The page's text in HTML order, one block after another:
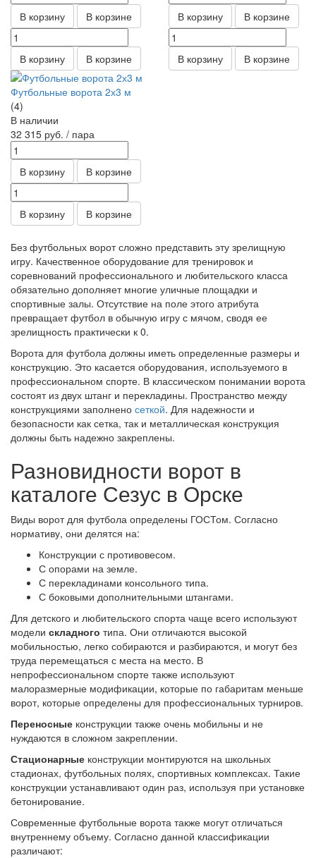
В корзину В корзине
В корзину В корзине
В корзину В корзине
В корзину В корзине
Футбольные ворота 2х3 м
(4)
В наличии
32 315 руб. / пара
В корзину В корзине
В корзину В корзине
Без футбольных ворот сложно представить эту зрелищную
игру. Качественное оборудование для тренировок и
соревнований профессионального и любительского класса
обязательно дополняет многие уличные площадки и
спортивные залы. Отсутствие на поле этого атрибута
превращает футбол в обычную игру с мячом, сводя ее
зрелищность практически к 0.
Ворота для футбола должны иметь определенные размеры и
конструкцию. Это касается оборудования, используемого в
профессиональном спорте. В классическом понимании ворота
состоят из двух штанг и перекладины. Пространство между
конструкциями заполнено сеткой. Для надежности и
безопасности как сетка, так и металлическая конструкция
должны быть надежно закреплены.
Разновидности ворот в
каталоге Сезус в Орске
Виды ворот для футбола определены ГОСТом. Согласно
нормативу, они делятся на:
Конструкции с противовесом.
С опорами на земле.
С перекладинами консольного типа.
С боковыми дополнительными штангами.
Для детского и любительского спорта чаще всего используют
модели складного типа. Они отличаются высокой
мобильностью, легко собираются и разбираются, и могут без
труда перемещаться с места на место. В
непрофессиональном спорте также используют
малоразмерные модификации, которые по габаритам меньше
ворот, которые определены для профессиональных турниров.
Переносные конструкции также очень мобильны и не
нуждаются в сложном закреплении.
Стационарные конструкции монтируются на школьных
стадионах, футбольных полях, спортивных комплексах. Такие
конструкции устанавливают один раз, используя при установке
бетонирование.
Современные футбольные ворота также могут отличаться
внутреннему объему. Согласно данной классификации
различают: